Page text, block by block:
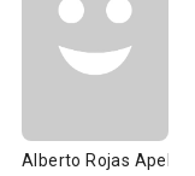
Alberto Rojas Apel